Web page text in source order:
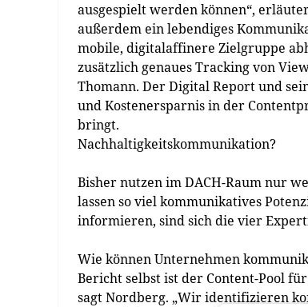
ausgespielt werden können“,
außerdem ein lebendiges
mobile, digitalaffinere Zielgruppe
zusätzlich genaues Tracking von
Thomann. Der Digital Report und
und Kostenersparnis in der
bringt.
Nachhaltigkeitskommunikation?
Bisher nutzen im DACH-Raum nur
lassen so viel kommunikatives
informieren, sind sich die vier
Wie können Unternehmen
Bericht selbst ist der Content-Pool
sagt Nordberg. „Wir identifizieren